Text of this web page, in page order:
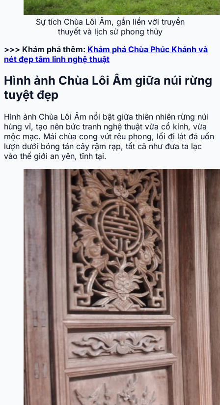
Sự tích Chùa Lôi Âm, gắn liền với truyền
thuyết và lịch sử phong thủy
>>> Khám phá thêm: Khám phá Chùa Phúc Khánh và
nét đẹp tâm linh nghệ thuật
Hình ảnh Chùa Lôi Âm giữa núi rừng
tuyệt đẹp
Hình ảnh Chùa Lôi Âm nổi bật giữa thiên nhiên rừng núi
hùng vĩ, tạo nên bức tranh nghệ thuật vừa cổ kính, vừa
mộc mạc. Mái chùa cong vút rêu phong, lối đi lát đá uốn
lượn dưới bóng tán cây rậm rạp, tất cả như đưa ta lạc
vào thế giới an yên, tĩnh tại.